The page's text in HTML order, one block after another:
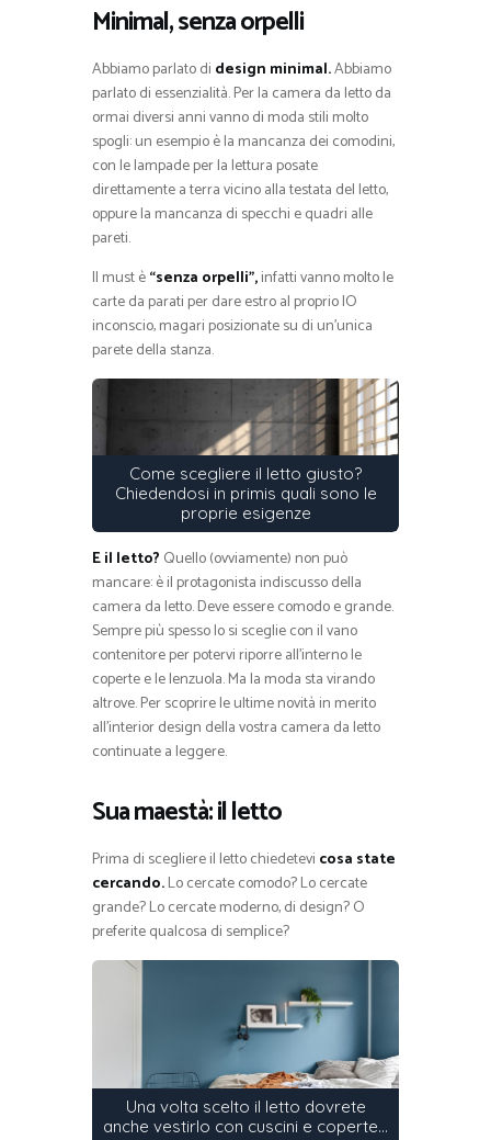
Minimal, senza orpelli
Abbiamo parlato di design minimal.Abbiamo
parlato di essenzialità. Per la camera da letto da
ormai diversi anni vanno di moda stili molto
spogli: un esempio è la mancanza dei comodini,
con le lampade per la lettura posate
direttamente a terra vicino alla testata del letto,
oppure la mancanza di specchi e quadri alle
pareti.
Il must è“senza orpelli”,infatti vanno molto le
carte da parati per dare estro al proprio IO
inconscio, magari posizionate su di un’unica
parete della stanza.
Come scegliere il letto giusto?
Chiedendosi in primis quali sono le
proprie esigenze
E il letto? Quello (ovviamente) non può
mancare: è il protagonista indiscusso della
camera da letto. Deve essere comodo e grande.
Sempre più spesso lo si sceglie con il vano
contenitore per potervi riporre all’interno le
coperte e le lenzuola. Ma la moda sta virando
altrove. Per scoprire le ultime novità in merito
all’interior design della vostra camera da letto
continuate a leggere.
Sua maestà: il letto
Prima di scegliere il letto chiedetevi cosa state
cercando.Lo cercate comodo? Lo cercate
grande? Lo cercate moderno, di design? O
preferite qualcosa di semplice?
Una volta scelto il letto dovrete
anche vestirlo con cuscini e coperte…